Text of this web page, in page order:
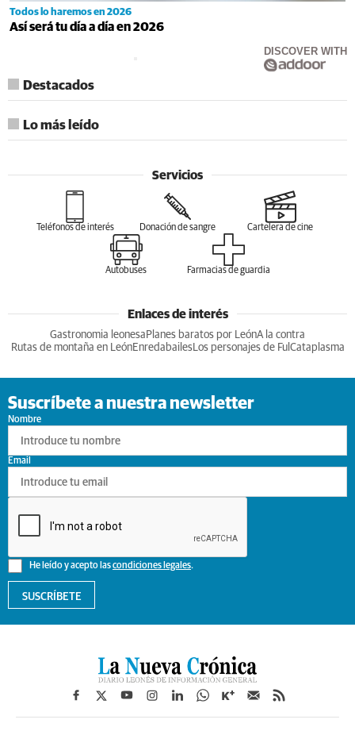
Todos lo haremos en 2026
Así será tu día a día en 2026
DISCOVER WITH
Destacados
Lo más leído
Servicios
Teléfonos de interés Donación de sangre Cartelera de cine
Autobuses Farmacias de guardia
Enlaces de interés
Gastronomia leonesa Planes baratos por LeónA la contra
Rutas de montaña en LeónEnredabailesLos personajes de Ful Cataplasma
Suscríbete a nuestra newsletter
Nombre
He leído y acepto lascondiciones legales.
Email
SUSCRÍBETE